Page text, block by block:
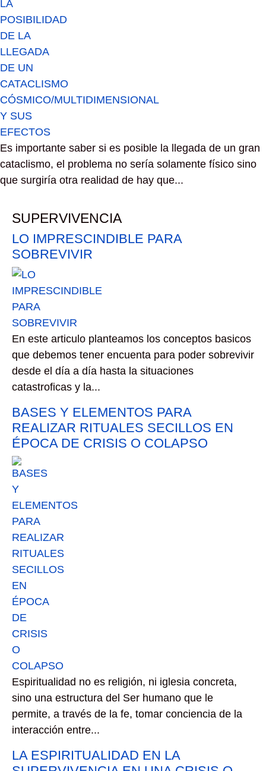
Es importante saber si es posible la llegada de un gran
cataclismo, el problema no sería solamente físico sino
que surgiría otra realidad de hay que...
SUPERVIVENCIA
LO IMPRESCINDIBLE PARA
SOBREVIVIR
En este articulo planteamos los conceptos basicos
que debemos tener encuenta para poder sobrevivir
desde el día a día hasta la situaciones
catastroficas y la...
BASES Y ELEMENTOS PARA
REALIZAR RITUALES SECILLOS EN
ÉPOCA DE CRISIS O COLAPSO
Espiritualidad no es religión, ni iglesia concreta,
sino una estructura del Ser humano que le
permite, a través de la fe, tomar conciencia de la
interacción entre...
LA ESPIRITUALIDAD EN LA